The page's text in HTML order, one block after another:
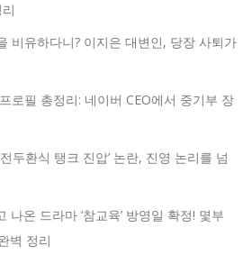
비유하다니? 이지은 대변인, 당장 사퇴가
로필 총정리: 네이버 CEO에서 중기부 장
두환식 탱크 진압’ 논란, 진영 논리를 넘
온 드라마 ‘참교육’ 방영일 확정! 몇부
벽 정리